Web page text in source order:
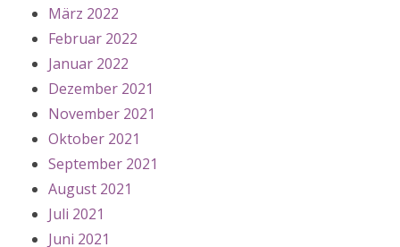
März 2022
Februar 2022
Januar 2022
Dezember 2021
November 2021
Oktober 2021
September 2021
August 2021
Juli 2021
Juni 2021